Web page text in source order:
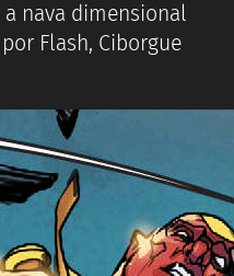
nava dimensional
Flash, Ciborgue